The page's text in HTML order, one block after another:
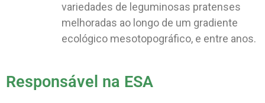
variedades de leguminosas pratenses
melhoradas ao longo de um gradiente
ecológico mesotopográfico, e entre anos.
Responsável na ESA